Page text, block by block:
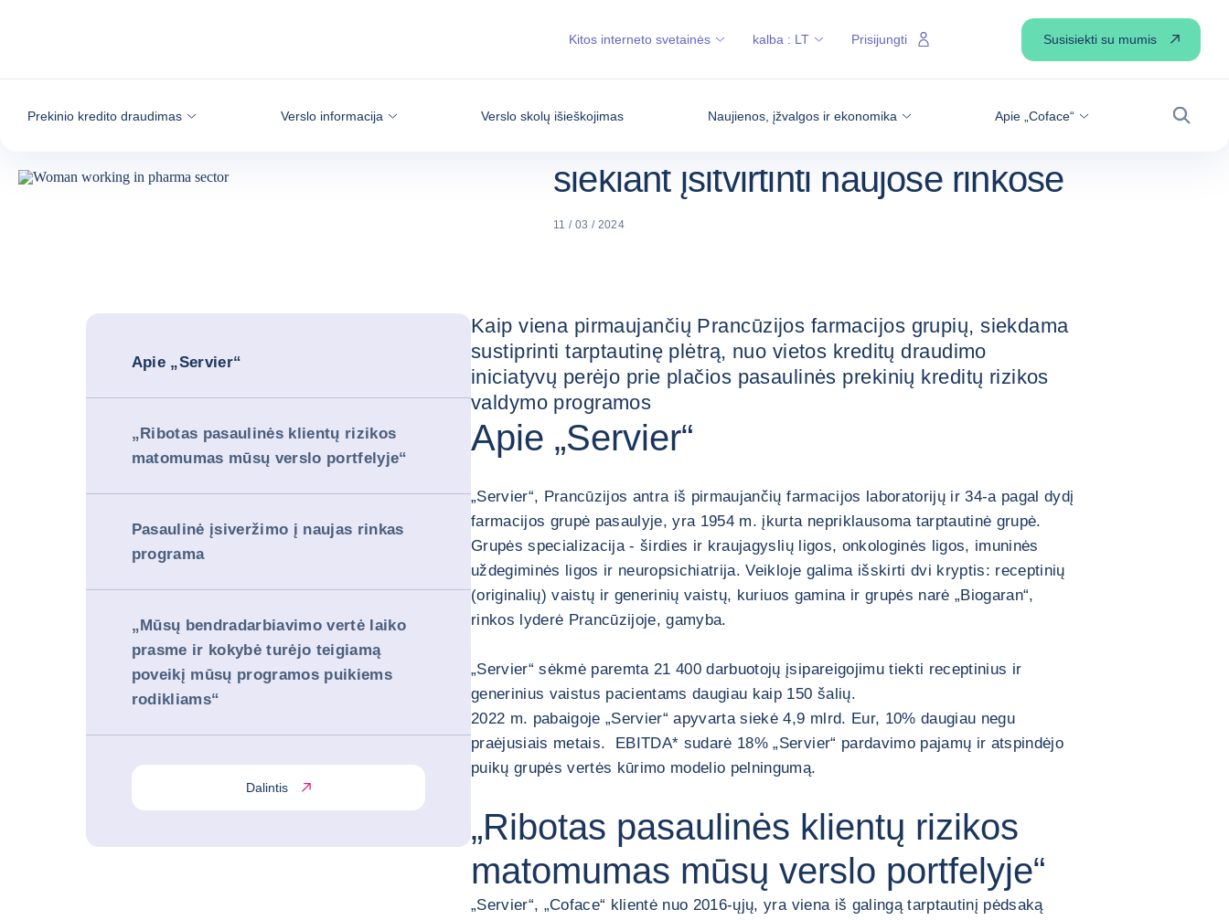
Prekinio kredito draudimas Verslo informacija Verslo skolų išieškojimas Naujienos, įžvalgos ir ekonomika Apie „Coface“
Paieška
Kitos interneto svetainės kalba : LT Prisijungti Susisiekti su mumis
EKONOMIKA
„SERVIER“ X „COFACE“: PASAULINĖ PROGRAMA IR ILGALAIKIS
PASITIKĖJIMAS SIEKIANT ĮSITVIRTINTI NAUJOSE RINKOSE
„Servier“ x „Coface“: pasaulinė
programa ir ilgalaikis pasitikėjimas
siekiant įsitvirtinti naujose rinkose
11 / 03 / 2024
Apie „Servier“
„Ribotas pasaulinės klientų rizikos
matomumas mūsų verslo portfelyje“
Pasaulinė įsiveržimo į naujas rinkas
programa
„Mūsų bendradarbiavimo vertė laiko
prasme ir kokybė turėjo teigiamą
poveikį mūsų programos puikiems
rodikliams“
Dalintis
Kaip viena pirmaujančių Prancūzijos farmacijos grupių, siekdama
sustiprinti tarptautinę plėtrą, nuo vietos kreditų draudimo
iniciatyvų perėjo prie plačios pasaulinės prekinių kreditų rizikos
valdymo programos
Apie „Servier“
„Servier“, Prancūzijos antra iš pirmaujančių farmacijos laboratorijų ir 34-a pagal dydį
farmacijos grupė pasaulyje, yra 1954 m. įkurta nepriklausoma tarptautinė grupė.
Grupės specializacija - širdies ir kraujagyslių ligos, onkologinės ligos, imuninės
uždegiminės ligos ir neuropsichiatrija. Veikloje galima išskirti dvi kryptis: receptinių
(originalių) vaistų ir generinių vaistų, kuriuos gamina ir grupės narė „Biogaran“,
rinkos lyderė Prancūzijoje, gamyba.
„Servier“ sėkmė paremta 21 400 darbuotojų įsipareigojimu tiekti receptinius ir
generinius vaistus pacientams daugiau kaip 150 šalių.
2022 m. pabaigoje „Servier“ apyvarta siekė 4,9 mlrd. Eur, 10% daugiau negu
praėjusiais metais. EBITDA* sudarė 18% „Servier“ pardavimo pajamų ir atspindėjo
puikų grupės vertės kūrimo modelio pelningumą.
„Ribotas pasaulinės klientų rizikos
matomumas mūsų verslo portfelyje“
„Servier“, „Coface“ klientė nuo 2016-ųjų, yra viena iš galingą tarptautinį pėdsaką